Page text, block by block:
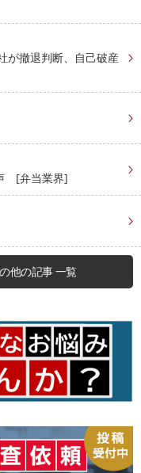
撤退判断、自己破産
[弁当業界]
他の記事 一覧